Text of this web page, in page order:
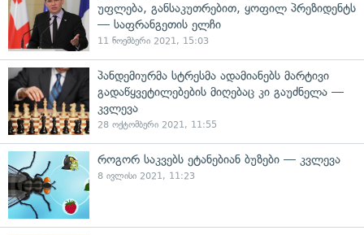
უფლება, განსაკუთრებით, ყოფილ პრეზიდენტს
— საფრანგეთის ელჩი
11 ნოემბერი 2021, 15:03
პანდემიურმა სტრესმა ადამიანებს მარტივი
გადაწყვეტილებების მიღებაც კი გაუძნელა —
კვლევა
28 ოქტომბერი 2021, 11:55
როგორ საკვებს ეტანებიან ბუზები — კვლევა
8 ივლისი 2021, 11:23